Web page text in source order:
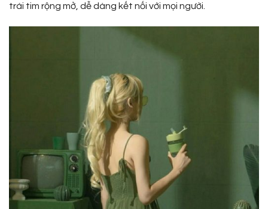
trái tim rộng mở, dễ dàng kết nối với mọi người.